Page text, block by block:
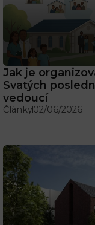
Jak je
Svatých
vedoucí
Články02/06/2026